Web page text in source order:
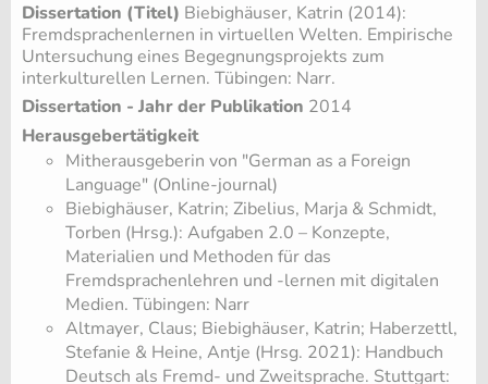
Dissertation (Titel) Biebighäuser, Katrin (2014):
Fremdsprachenlernen in virtuellen Welten. Empirische
Untersuchung eines Begegnungsprojekts zum
interkulturellen Lernen. Tübingen: Narr.
Dissertation - Jahr der Publikation 2014
Herausgebertätigkeit
Mitherausgeberin von "German as a Foreign
Language" (Online-journal)
Biebighäuser, Katrin; Zibelius, Marja & Schmidt,
Torben (Hrsg.): Aufgaben 2.0 – Konzepte,
Materialien und Methoden für das
Fremdsprachenlehren und -lernen mit digitalen
Medien. Tübingen: Narr
Altmayer, Claus; Biebighäuser, Katrin; Haberzettl,
Stefanie & Heine, Antje (Hrsg. 2021): Handbuch
Deutsch als Fremd- und Zweitsprache. Stuttgart: